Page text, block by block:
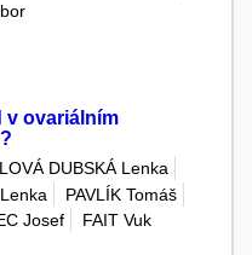
v ovariálním
DUBSKÁ Lenka
PAVLÍK Tomáš
Josef
FAIT Vuk